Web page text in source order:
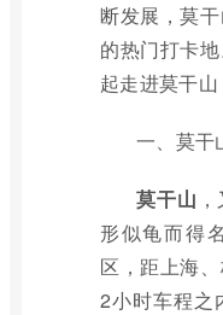
断发展，莫
的热门打卡
起走进莫干山
一、莫干
莫干山
形似龟而得
区，距上海
2小时车程之